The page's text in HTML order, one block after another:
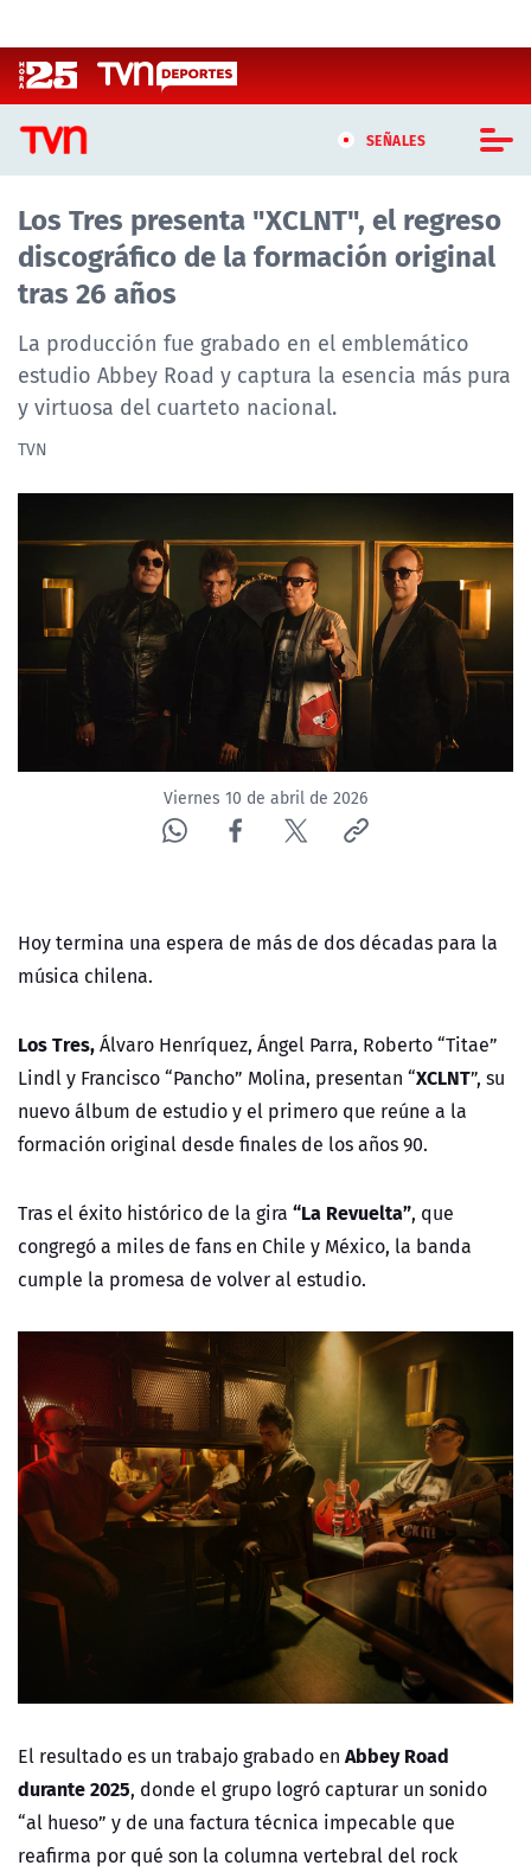
SEÑALES
CASTING MASTERCHEF CHILE
CASTING TVN VERTICAL
TVN VERTICAL
TVN PLAY
PROGRAMAS
TELESERIES
ACTUALIDAD Y TENDENCIAS
CORPORATIVO Y TRANSPARENCIA
CANAL DE DENUNCIAS
ÁREA DE PROYECTOS
Los Tres presenta "XCLNT", el regreso
discográfico de la formación original
tras 26 años
La producción fue grabado en el emblemático
estudio Abbey Road y captura la esencia más pura
y virtuosa del cuarteto nacional.
TVN
Viernes 10 de abril de 2026
Hoy termina una espera de más de dos décadas para la
música chilena.
Los Tres,Álvaro Henríquez, Ángel Parra, Roberto “Titae”
Lindl y Francisco “Pancho” Molina, presentan “XCLNT”, su
nuevo álbum de estudio y el primero que reúne a la
formación original desde finales de los años 90.
Tras el éxito histórico de la gira “La Revuelta”, que
congregó a miles de fans en Chile y México, la banda
cumple la promesa de volver al estudio.
El resultado es un trabajo grabado en Abbey Road
durante 2025, donde el grupo logró capturar un sonido
“al hueso” y de una factura técnica impecable que
reafirma por qué son la columna vertebral del rock